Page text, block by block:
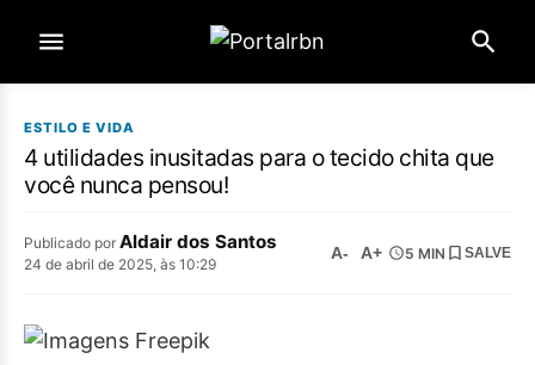
ESTILO E VIDA
4 utilidades inusitadas para o tecido chita que
você nunca pensou!
Publicado por Aldair dos Santos
24 de abril de 2025, às 10:29
A- A+ 5 MIN SALVE